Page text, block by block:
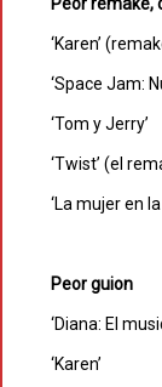
Peor remake,
‘Karen’
‘Space Jam:
‘Tom y Jerry’
‘Twist’ (el
‘La mujer en
Peor guion
‘Diana: El
‘Karen’